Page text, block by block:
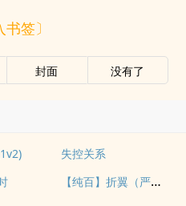
书签〕
封面 没有了
失控关系
【纯百】折翼（严厉上司是小鸟）